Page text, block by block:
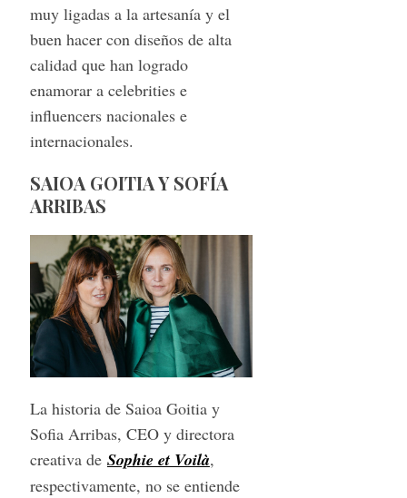
muy ligadas a la artesanía y el
buen hacer con diseños de alta
calidad que han logrado
enamorar a celebrities e
influencers nacionales e
internacionales.
SAIOA GOITIA Y SOFÍA
ARRIBAS
La historia de Saioa Goitia y
Sofia Arribas, CEO y directora
creativa de Sophie et Voilà,
respectivamente, no se entiende